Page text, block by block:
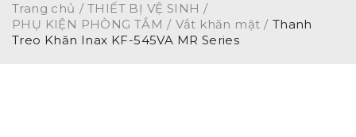
Trang chủ / THIẾT BỊ VỆ SINH /
PHỤ KIỆN PHÒNG TẮM / Vắt khăn mặt / Thanh
Treo Khăn Inax KF-545VA MR Series